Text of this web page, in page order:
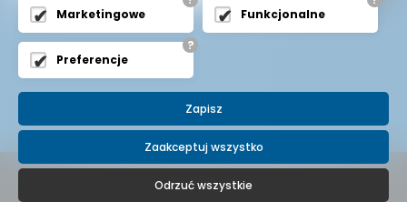
Projekt i realizacjaexpo-net.pl
Marketingowe
Funkcjonalne
?
Preferencje
Zapisz
Zaakceptuj wszystko
Odrzuć wszystkie